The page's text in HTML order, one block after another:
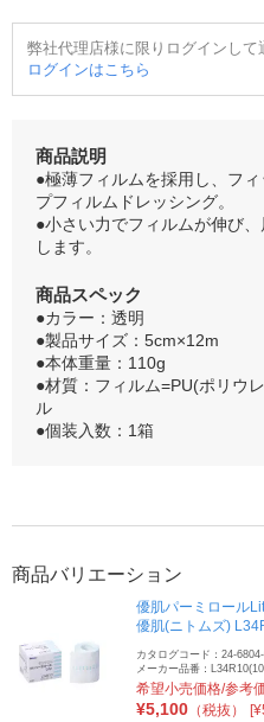
弊社代理店様に限りログインし
ログインはこちら
商品説明
●極薄フィルムを採用し、フ
プフィルムドレッシング。
●小さい力でフィルムが伸び
します。
商品スペック
●カラー：透明
●製品サイズ：5cm×12m
●本体重量：110g
●材質：フィルム=PU(ポリウ
ル
●個装入数：1箱
商品バリエーション
優肌パーミロール
優肌(ニトムズ)
カタログコード：24-
メーカー品番：
希望小売価格/参考
¥5,100 （税抜）